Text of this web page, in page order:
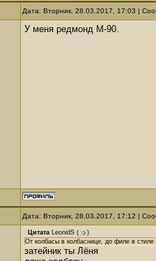
Дата: Вторник, 28.03.2017, 17:03 |
У меня редмонд М-90.
Дата: Вторник, 28.03.2017, 17:12 |
Цитата LeonidS (
)
От колбасы в колбаснице, до филе в стиле
затейник ты Лёня